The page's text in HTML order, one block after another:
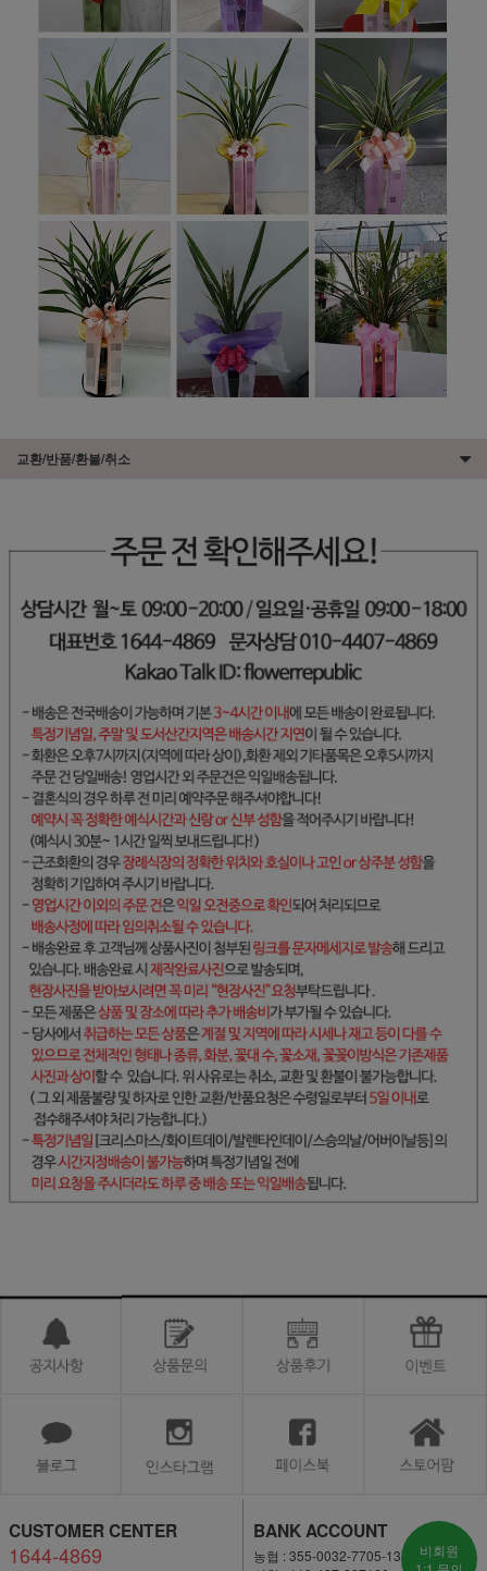
교환/반품/환불/취소
CUSTOMER CENTER
1644-4869
BANK ACCOUNT
농협 : 355-0032-7705-13
비회원